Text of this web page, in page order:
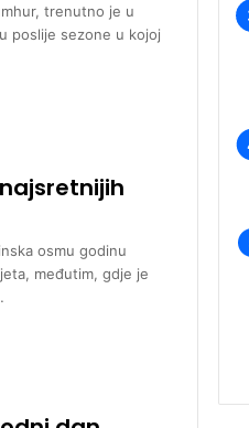
trenutno je u
poslije sezone u kojoj
osmu godinu
međutim, gdje je